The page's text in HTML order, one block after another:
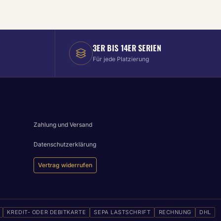
3ER BIS 14ER SERIEN
Für jede Platzierung
Zahlung und Versand
Datenschutzerklärung
Vertrag widerrufen
KREDIT- ODER DEBITKARTE SEPA LASTSCHRIFT RECHNUNG DHL